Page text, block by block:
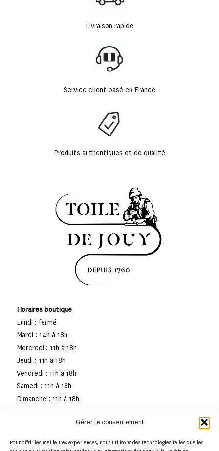
Gérer le consentement
Pour offrir les meilleures expériences, nous utilisons des technologies telles que les
Livraison rapide
Service client basé en France
Produits authentiques et de qualité
Horaires boutique
Lundi : fermé
Mardi : 14h à 18h
Mercredi : 11h à 18h
Jeudi : 11h à 18h
Vendredi : 11h à 18h
Samedi : 11h à 18h
Dimanche : 11h à 18h